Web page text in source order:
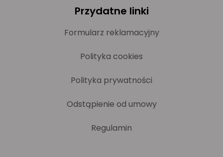
Przydatne linki
Formularz reklamacyjny
Polityka cookies
Polityka prywatności
Odstąpienie od umowy
Regulamin